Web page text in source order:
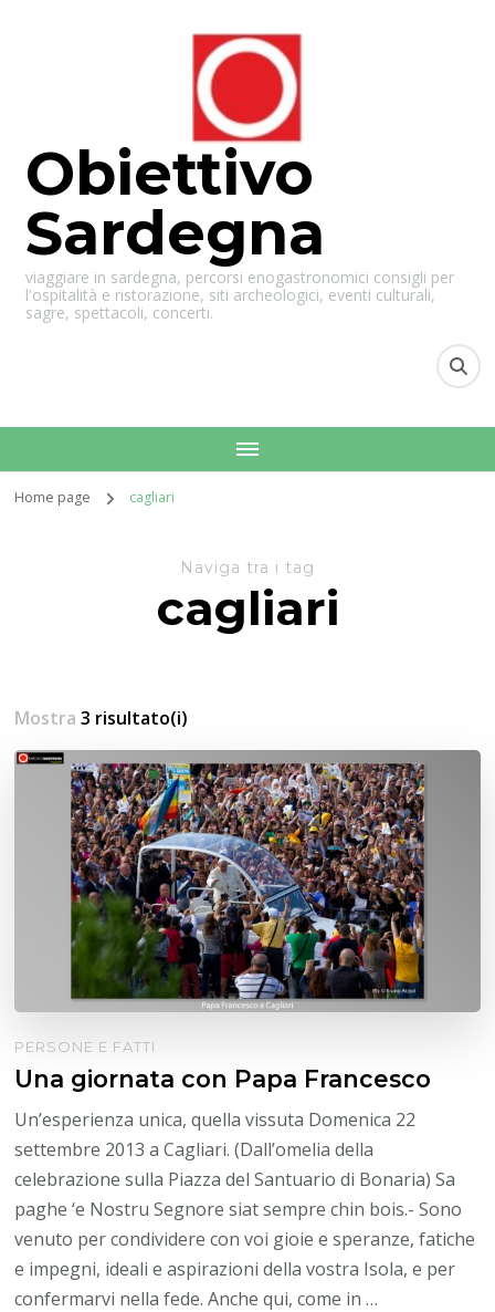
Obiettivo
Sardegna
viaggiare in sardegna, percorsi enogastronomici consigli per
l'ospitalità e ristorazione, siti archeologici, eventi culturali,
sagre, spettacoli, concerti.
Home page cagliari
Naviga tra i tag
cagliari
Mostra3 risultato(i)
PERSONE E FATTI
Una giornata con Papa Francesco
Un’esperienza unica, quella vissuta Domenica 22
settembre 2013 a Cagliari. (Dall’omelia della
celebrazione sulla Piazza del Santuario di Bonaria) Sa
paghe ‘e Nostru Segnore siat sempre chin bois.- Sono
venuto per condividere con voi gioie e speranze, fatiche
e impegni, ideali e aspirazioni della vostra Isola, e per
confermarvi nella fede. Anche qui, come in …